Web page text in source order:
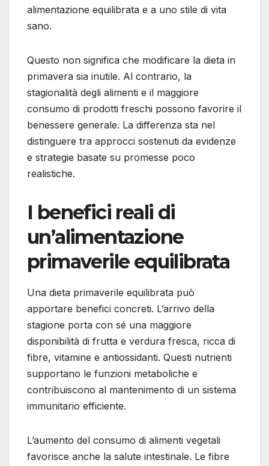
alimentazione equilibrata e a uno stile di vita
sano.
Questo non significa che modificare la dieta in
primavera sia inutile. Al contrario, la
stagionalità degli alimenti e il maggiore
consumo di prodotti freschi possono favorire il
benessere generale. La differenza sta nel
distinguere tra approcci sostenuti da evidenze
e strategie basate su promesse poco
realistiche.
I benefici reali di
un’alimentazione
primaverile equilibrata
Una dieta primaverile equilibrata può
apportare benefici concreti. L’arrivo della
stagione porta con sé una maggiore
disponibilità di frutta e verdura fresca, ricca di
fibre, vitamine e antiossidanti. Questi nutrienti
supportano le funzioni metaboliche e
contribuiscono al mantenimento di un sistema
immunitario efficiente.
L’aumento del consumo di alimenti vegetali
favorisce anche la salute intestinale. Le fibre